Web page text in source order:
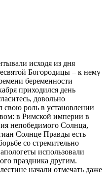
исходя из дня
Богородицы – к нему
беременности
приходился день
довольно
роль в установлении
в Римской империи в
непобедимого Солнца,
Солнце Правды есть
со стремительно
использовали
праздника другим.
начали отмечать даже